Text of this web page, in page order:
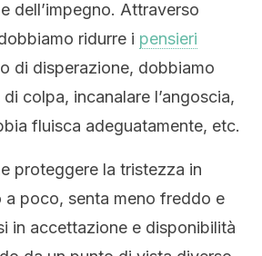
dell’impegno. Attraverso
ridurre i pensieri
di disperazione, dobbiamo
colpa, incanalare l’angoscia,
fluisca adeguatamente, etc.
proteggere la tristezza in
poco, senta meno freddo e
in accettazione e disponibilità